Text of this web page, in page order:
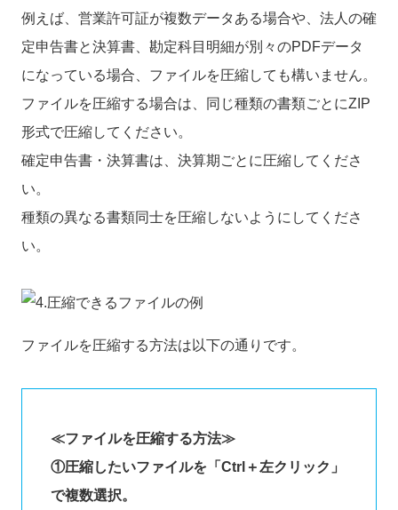
例えば、営業許可証が複数データある場合や、法人の確
定申告書と決算書、勘定科目明細が別々のPDFデータ
になっている場合、ファイルを圧縮しても構いません。
ファイルを圧縮する場合は、同じ種類の書類ごとにZIP
形式で圧縮してください。
確定申告書・決算書は、決算期ごとに圧縮してくださ
い。
種類の異なる書類同士を圧縮しないようにしてくださ
い。
ファイルを圧縮する方法は以下の通りです。
≪ファイルを圧縮する方法≫
①圧縮したいファイルを「Ctrl＋左クリック」
で複数選択。